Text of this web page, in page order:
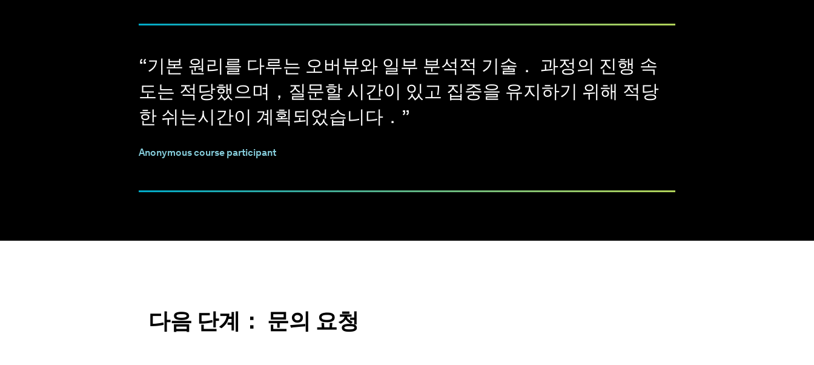
“ 기본 원리를 다루는 오버뷰와 일부 분석적 기술． 과정의 진행 속
도는 적당했으며，질문할 시간이 있고 집중을 유지하기 위해 적당
한 쉬는시간이 계획되었습니다．”
Anonymous course participant
다음 단계： 문의 요청